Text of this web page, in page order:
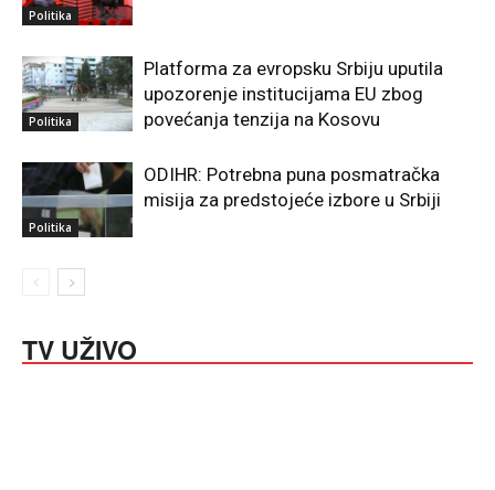
Politika
Politika
Platforma za evropsku Srbiju uputila
upozorenje institucijama EU zbog
povećanja tenzija na Kosovu
Politika
ODIHR: Potrebna puna posmatračka
misija za predstojeće izbore u Srbiji
TV UŽIVO